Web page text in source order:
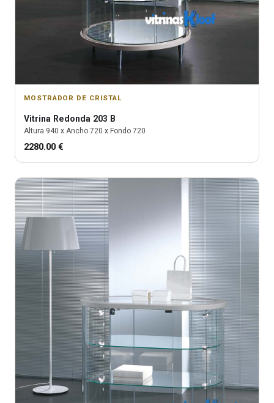
MOSTRADOR DE CRISTAL
Vitrina Redonda 203 B
Altura 940 x Ancho 720 x Fondo 720
2280.00 €